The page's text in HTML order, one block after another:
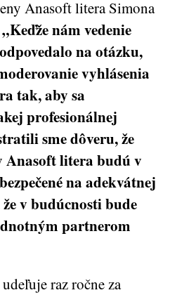
Anasoft litera Simona
„Keďže nám vedenie
na otázku,
vyhlásenia
tak, aby sa
profesionálnej
sme dôveru, že
Anasoft litera budú v
na adekvátnej
v budúcnosti bude
partnerom
raz ročne za